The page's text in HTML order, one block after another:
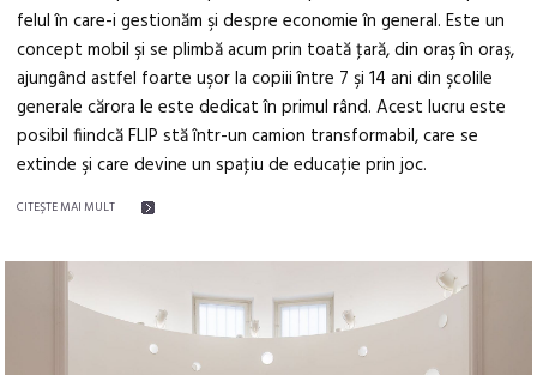
felul în care-i gestionăm şi despre economie în general. Este un
concept mobil şi se plimbă acum prin toată ţară, din oraş în oraş,
ajungând astfel foarte uşor la copiii între 7 şi 14 ani din şcolile
generale cărora le este dedicat în primul rând. Acest lucru este
posibil fiindcă FLIP stă într-un camion transformabil, care se
extinde şi care devine un spaţiu de educaţie prin joc.
CITEŞTE MAI MULT